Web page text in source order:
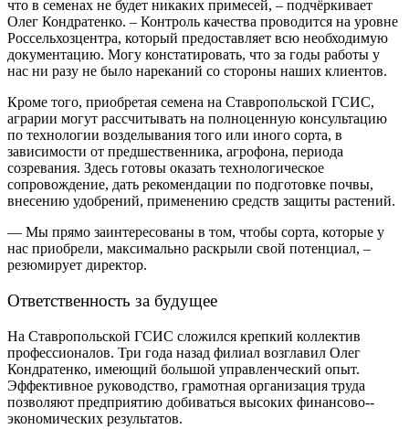
что в семенах не будет никаких примесей, – ​подчёркивает
Олег Кондратенко. – ​Контроль качества проводится на уровне
Россельхозцентра, который предоставляет всю необходимую
документацию. Могу констатировать, что за годы работы у
нас ни разу не было нареканий со стороны наших клиентов.
Кроме того, приобретая семена на Ставропольской ГСИС,
аграрии могут рассчитывать на полноценную консультацию
по технологии возделывания того или иного сорта, в
зависимости от предшественника, агрофона, периода
созревания. Здесь готовы оказать технологическое
сопровождение, дать рекомендации по подготовке почвы,
внесению удобрений, применению средств защиты растений.
— Мы прямо заинтересованы в том, чтобы сорта, которые у
нас приобрели, максимально раскрыли свой потенциал, – ​
резюмирует директор.
Ответственность за будущее
На Ставропольской ГСИС сложился крепкий коллектив
профессионалов. Три года назад филиал возглавил Олег
Кондратенко, имеющий большой управленческий опыт.
Эффективное руководство, грамотная организация труда
позволяют предприятию добиваться высоких финансово-­
экономических результатов.